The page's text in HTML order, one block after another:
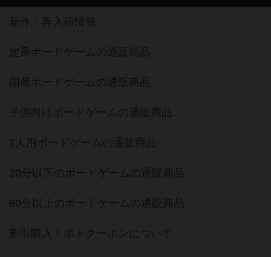
新作・再入荷情報
定番ボードゲームの通販商品
国産ボードゲームの通販商品
子供向けボードゲームの通販商品
2人用ボードゲームの通販商品
20分以下のボードゲームの通販商品
60分以上のボードゲームの通販商品
割引購入！ボドクーポンについて